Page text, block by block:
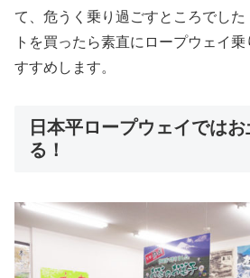
て、危うく乗り過ごすところでし
トを買ったら素直にロープウェイ
すすめします。
日本平ロープウェイでは
る！